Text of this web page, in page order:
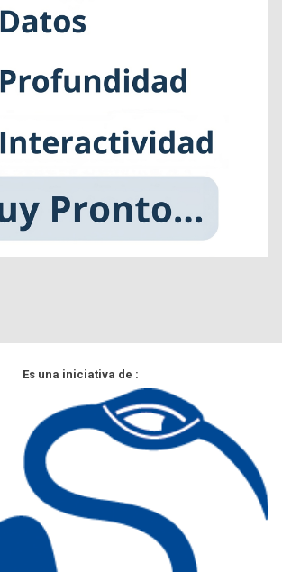
Es una iniciativa de :